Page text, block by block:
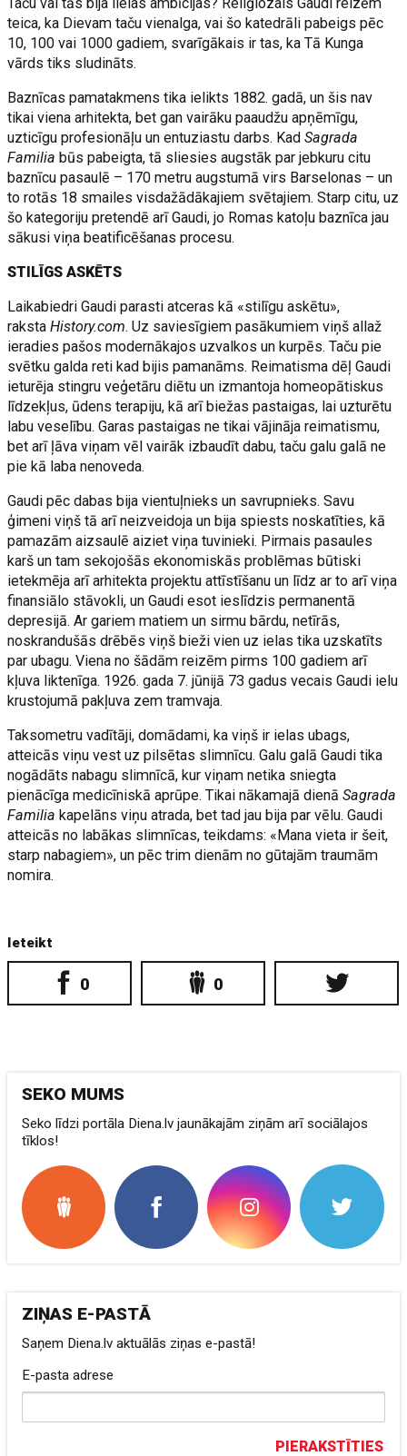
teica, ka Dievam taču vienalga, vai šo katedrāli pabeigs pēc
10, 100 vai 1000 gadiem, svarīgākais ir tas, ka Tā Kunga
vārds tiks sludināts.
Baznīcas pamatakmens tika ielikts 1882. gadā, un šis nav
tikai viena arhitekta, bet gan vairāku paaudžu apņēmīgu,
uzticīgu profesionāļu un entuziastu darbs. KadSagrada
Familia būs pabeigta, tā sliesies augstāk par jebkuru citu
baznīcu pasaulē – 170 metru augstumā virs Barselonas – un
to rotās 18 smailes visdažādākajiem svētajiem. Starp citu, uz
šo kategoriju pretendē arī Gaudi, jo Romas katoļu baznīca jau
sākusi viņa beatificēšanas procesu.
STILĪGS ASKĒTS
Laikabiedri Gaudi parasti atceras kā «stilīgu askētu»,
rakstaHistory.com. Uz saviesīgiem pasākumiem viņš allaž
ieradies pašos modernākajos uzvalkos un kurpēs. Taču pie
svētku galda reti kad bijis pamanāms. Reimatisma dēļ Gaudi
ieturēja stingru veģetāru diētu un izmantoja homeopātiskus
līdzekļus, ūdens terapiju, kā arī biežas pastaigas, lai uzturētu
labu veselību. Garas pastaigas ne tikai vājināja reimatismu,
bet arī ļāva viņam vēl vairāk izbaudīt dabu, taču galu galā ne
pie kā laba nenoveda.
Gaudi pēc dabas bija vientuļnieks un savrupnieks. Savu
ģimeni viņš tā arī neizveidoja un bija spiests noskatīties, kā
pamazām aizsaulē aiziet viņa tuvinieki. Pirmais pasaules
karš un tam sekojošās ekonomiskās problēmas būtiski
ietekmēja arī arhitekta projektu attīstīšanu un līdz ar to arī viņa
finansiālo stāvokli, un Gaudi esot ieslīdzis permanentā
depresijā. Ar gariem matiem un sirmu bārdu, netīrās,
noskrandušās drēbēs viņš bieži vien uz ielas tika uzskatīts
par ubagu. Viena no šādām reizēm pirms 100 gadiem arī
kļuva liktenīga. 1926. gada 7. jūnijā 73 gadus vecais Gaudi ielu
krustojumā pakļuva zem tramvaja.
Taksometru vadītāji, domādami, ka viņš ir ielas ubags,
atteicās viņu vest uz pilsētas slimnīcu. Galu galā Gaudi tika
nogādāts nabagu slimnīcā, kur viņam netika sniegta
pienācīga medicīniskā aprūpe. Tikai nākamajā dienāSagrada
Familia kapelāns viņu atrada, bet tad jau bija par vēlu. Gaudi
atteicās no labākas slimnīcas, teikdams: «Mana vieta ir šeit,
starp nabagiem», un pēc trim dienām no gūtajām traumām
nomira.
Ieteikt
0 0
SEKO MUMS
Seko līdzi portāla Diena.lv jaunākajām ziņām arī sociālajos
tīklos!
ZIŅAS E-PASTĀ
Saņem Diena.lv aktuālās ziņas e-pastā!
E-pasta adrese
PIERAKSTĪTIES